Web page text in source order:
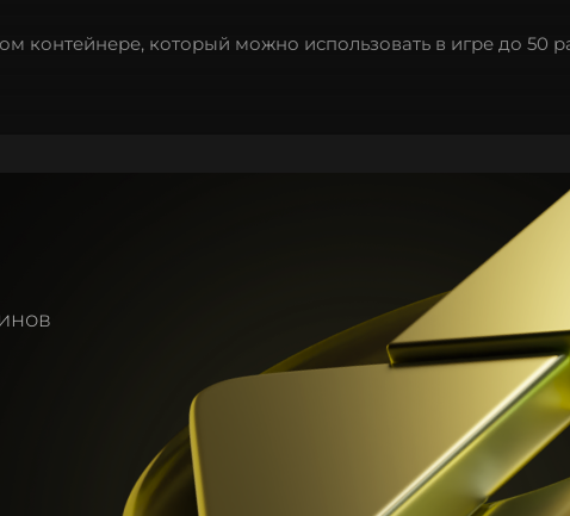
контейнере, который можно использовать в игре до 50